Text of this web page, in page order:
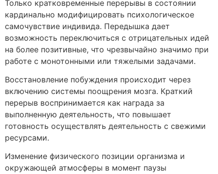
Только кратковременные перерывы в состоянии
кардинально модифицировать психологическое
самочувствие индивида. Передышка дает
возможность переключиться с отрицательных идей
на более позитивные, что чрезвычайно значимо при
работе с монотонными или тяжелыми задачами.
Восстановление побуждения происходит через
включению системы поощрения мозга. Краткий
перерыв воспринимается как награда за
выполненную деятельность, что повышает
готовность осуществлять деятельность с свежими
ресурсами.
Изменение физического позиции организма и
окружающей атмосферы в момент паузы